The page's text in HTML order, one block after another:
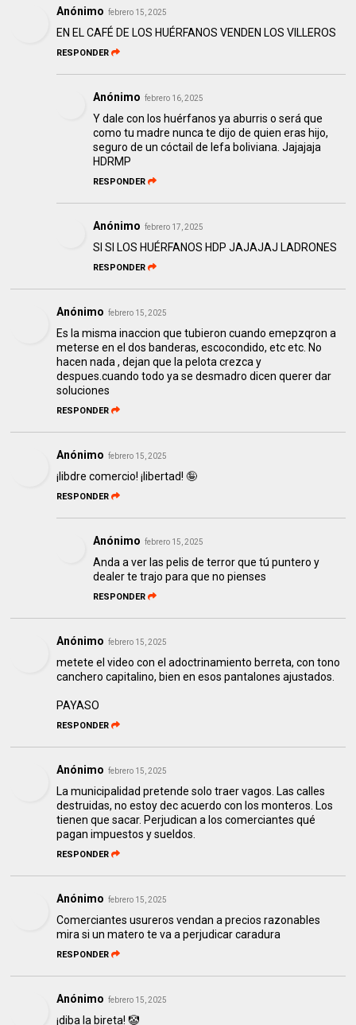
Anónimo febrero 15, 2025
EN EL CAFÉ DE LOS HUÉRFANOS VENDEN LOS VILLEROS
RESPONDER
Anónimo febrero 16, 2025
Y dale con los huérfanos ya aburris o será que
como tu madre nunca te dijo de quien eras hijo,
seguro de un cóctail de lefa boliviana. Jajajaja
HDRMP
RESPONDER
Anónimo febrero 17, 2025
SI SI LOS HUÉRFANOS HDP JAJAJAJ LADRONES
RESPONDER
Anónimo febrero 15, 2025
Es la misma inaccion que tubieron cuando emepzqron a
meterse en el dos banderas, escocondido, etc etc. No
hacen nada , dejan que la pelota crezca y
despues.cuando todo ya se desmadro dicen querer dar
soluciones
RESPONDER
Anónimo febrero 15, 2025
¡libdre comercio! ¡libertad! 🤪
RESPONDER
Anónimo febrero 15, 2025
Anda a ver las pelis de terror que tú puntero y
dealer te trajo para que no pienses
RESPONDER
Anónimo febrero 15, 2025
metete el video con el adoctrinamiento berreta, con tono
canchero capitalino, bien en esos pantalones ajustados.
PAYASO
RESPONDER
Anónimo febrero 15, 2025
La municipalidad pretende solo traer vagos. Las calles
destruidas, no estoy dec acuerdo con los monteros. Los
tienen que sacar. Perjudican a los comerciantes qué
pagan impuestos y sueldos.
RESPONDER
Anónimo febrero 15, 2025
Comerciantes usureros vendan a precios razonables
mira si un matero te va a perjudicar caradura
RESPONDER
Anónimo febrero 15, 2025
¡diba la bireta! 🤡